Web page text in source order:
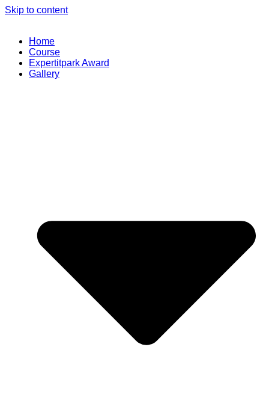
Skip to content
Home
Course
Expertitpark Award
Gallery